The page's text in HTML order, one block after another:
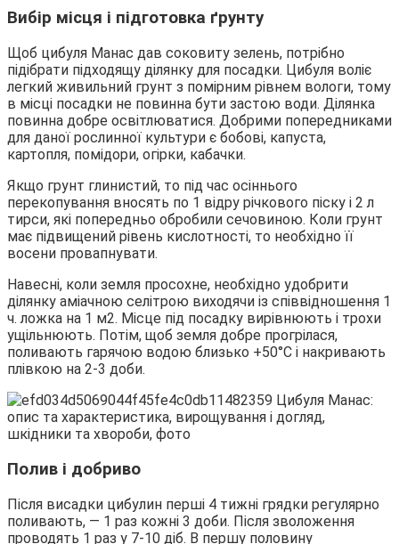
Вибір місця і підготовка ґрунту
Щоб цибуля Манас дав соковиту зелень, потрібно
підібрати підходящу ділянку для посадки. Цибуля воліє
легкий живильний грунт з помірним рівнем вологи, тому
в місці посадки не повинна бути застою води. Ділянка
повинна добре освітлюватися. Добрими попередниками
для даної рослинної культури є бобові, капуста,
картопля, помідори, огірки, кабачки.
Якщо грунт глинистий, то під час осіннього
перекопування вносять по 1 відру річкового піску і 2 л
тирси, які попередньо обробили сечовиною. Коли грунт
має підвищений рівень кислотності, то необхідно її
восени провапнувати.
Навесні, коли земля просохне, необхідно удобрити
ділянку аміачною селітрою виходячи із співвідношення 1
ч. ложка на 1 м2. Місце під посадку вирівнюють і трохи
ущільнюють. Потім, щоб земля добре прогрілася,
поливають гарячою водою близько +50°С і накривають
плівкою на 2-3 доби.
Полив і добриво
Після висадки цибулин перші 4 тижні грядки регулярно
поливають, — 1 раз кожні 3 доби. Після зволоження
проводять 1 раз у 7-10 діб. В першу половину